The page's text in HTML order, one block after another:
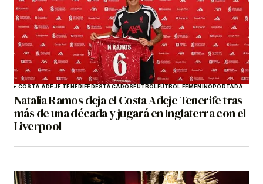
COSTA ADEJE TENERIFEDESTACADOSFÚTBOLFÚTBOL FEMENINOPORTADA
Natalia Ramos deja el Costa Adeje Tenerife tras
más de una década y jugará en Inglaterra con el
Liverpool